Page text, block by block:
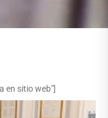
en sitio web"]